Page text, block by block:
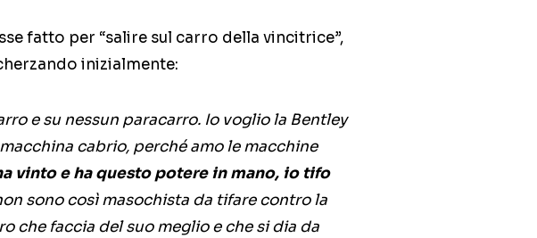
fatto per “salire sul carro della vincitrice”,
inizialmente:
e su nessun paracarro. Io voglio la Bentley
cabrio, perché amo le macchine
vinto e ha questo potere in mano, io tifo
sono così masochista da tifare contro la
che faccia del suo meglio e che si dia da